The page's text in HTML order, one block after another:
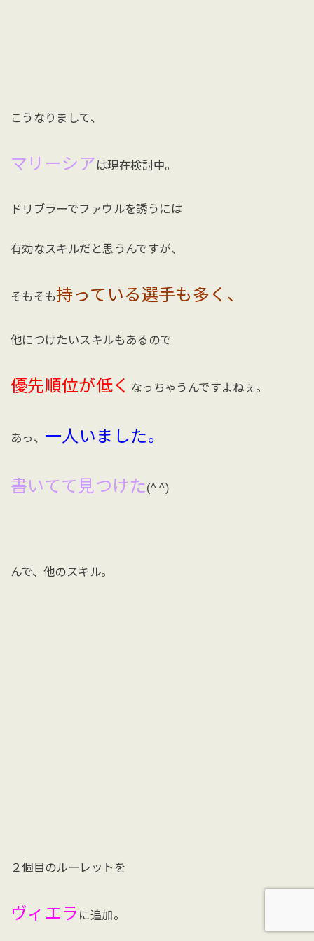
こうなりまして、
マリーシア は現在検討中。
ドリブラーでファウルを誘うには
有効なスキルだと思うんですが、
そもそも持っている選手も多く、
他につけたいスキルもあるので
優先順位が低く なっちゃうんですよねぇ。
あっ、 一人いました。
書いてて見つけた(^ ^)
んで、他のスキル。
２個目のルーレットを
ヴィエラ に追加。